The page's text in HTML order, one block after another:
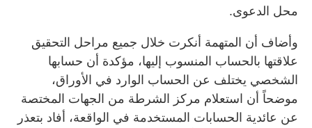
محل الدعوى.
وأضاف أن المتهمة أنكرت خلال جميع مراحل التحقيق
علاقتها بالحساب المنسوب إليها، مؤكدة أن حسابها
الشخصي يختلف عن الحساب الوارد في الأوراق،
موضحاً أن استعلام مركز الشرطة من الجهات المختصة
عن عائدية الحسابات المستخدمة في الواقعة، أفاد بتعذر